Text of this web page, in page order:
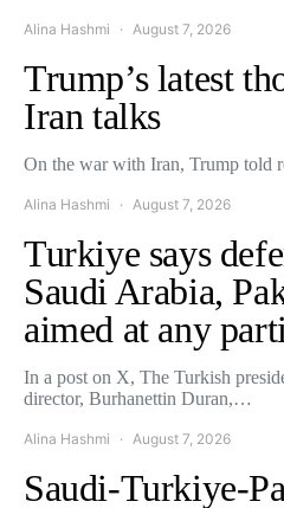
Alina Hashmi August 7, 2026
Trump’s latest
Iran talks
On the war with Iran, Trump told
Alina Hashmi August 7, 2026
Turkiye says
Saudi Arabia,
aimed at any
In a post on X, The Turkish
director, Burhanettin Duran,…
Alina Hashmi August 7, 2026
Saudi-Turkiye-